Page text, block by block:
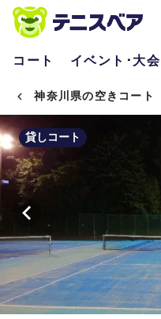
コート イベント･大会
神奈川県の空きコート
貸しコート